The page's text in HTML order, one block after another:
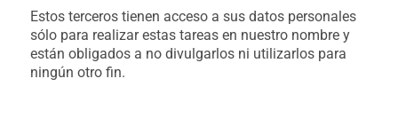
Estos terceros tienen acceso a sus datos personales
sólo para realizar estas tareas en nuestro nombre y
están obligados a no divulgarlos ni utilizarlos para
ningún otro fin.